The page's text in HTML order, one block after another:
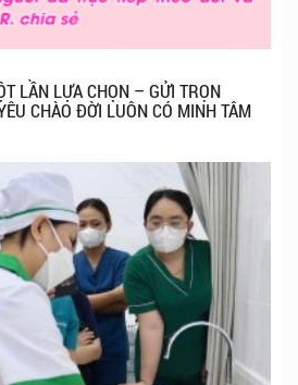
LẦN LỰA CHỌN – GỬI TRỌN
CHÀO ĐỜI LUÔN CÓ MINH TÂM